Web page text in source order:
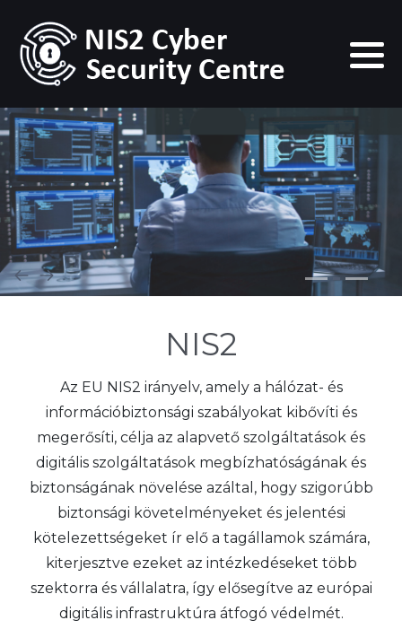
NIS2
Az EU NIS2 irányelv, amely a hálózat- és
információbiztonsági szabályokat kibővíti és
megerősíti, célja az alapvető szolgáltatások és
digitális szolgáltatások megbízhatóságának és
biztonságának növelése azáltal, hogy szigorúbb
biztonsági követelményeket és jelentési
kötelezettségeket ír elő a tagállamok számára,
kiterjesztve ezeket az intézkedéseket több
szektorra és vállalatra, így elősegítve az európai
digitális infrastruktúra átfogó védelmét.